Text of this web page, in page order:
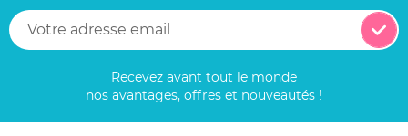
Recevez avant tout le monde
nos avantages, offres et nouveautés !